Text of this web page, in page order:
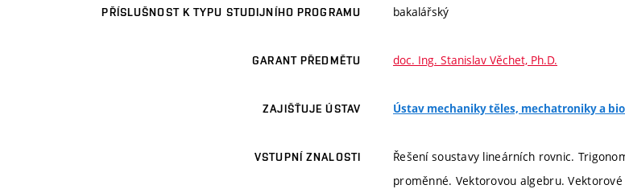
PŘÍSLUŠNOST K TYPU STUDIJNÍHO PROGRAMU bakalářský
GARANT PŘEDMĚTU doc. Ing. Stanislav Věchet, Ph.D.
ZAJIŠŤUJE ÚSTAV Ústav mechaniky těles, mechatroniky a
VSTUPNÍ ZNALOSTI
Řešení soustavy lineárních rovnic.
proměnné. Vektorovou algebru.